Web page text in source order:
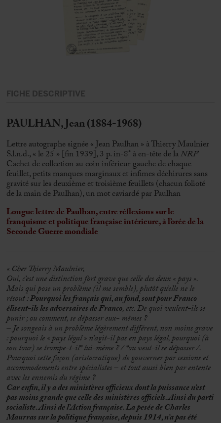
FICHE DESCRIPTIVE
PAULHAN, Jean (1884-1968)
Lettre autographe signée « Jean Paulhan » à Thierry Maulnier
S.l.n.d., « le 25 » [fin 1939], 3 p. in-8° à en-tête de laNRF
Cachet de collection au coin inférieur gauche de chaque
feuillet, petits manques marginaux et infimes déchirures sans
gravité sur les deuxième et troisième feuillets (chacun folioté
de la main de Paulhan), un mot caviardé par Paulhan
Longue lettre de Paulhan, entre réflexions sur le
franquisme et politique française intérieure, à l’orée de la
Seconde Guerre mondiale
« Cher Thierry Maulnier,
Oui, c’est une distinction fort grave que celle des deux « pays ».
Mais qui pose un problème (il me semble), plutôt qu’elle ne le
résout :Pourquoi les français qui, au fond, sont pour Franco
élisent-ils les adversaires de Franco, etc. De quoi veulent-ils se
punir ; ou comment, se dépasser eux- mêmes ?
– Je songeais à un problème légèrement différent, non moins grave
: pourquoi le « pays légal » n’agit-il pas en pays légal, pourquoi (à
son tour) se trompe-t-il* lui-même ? / *ou veut-il se dépasser /.
Pourquoi cette façon (aristocratique) de gouverner par cessions et
accommodements entre spécialistes – et tout aussi bien par entente
avec les ennemis du régime ?
Car enfin, il y a des ministères officieux dont la puissance n’est
pas moins grande que celle des ministères officiels. Ainsi du parti
socialiste. Ainsi de l’Action française. La pesée de Charles
Maurras sur la politique française, depuis 1914, n’a pas été